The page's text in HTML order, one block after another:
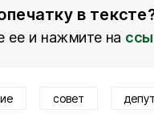
в
ее и нажмите на
совет